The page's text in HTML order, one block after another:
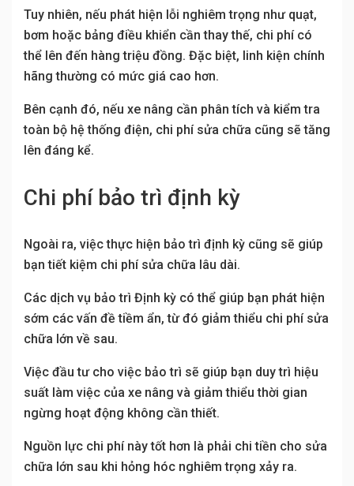
Tuy nhiên, nếu phát hiện lỗi nghiêm trọng như quạt,
bơm hoặc bảng điều khiển cần thay thế, chi phí có
thể lên đến hàng triệu đồng. Đặc biệt, linh kiện chính
hãng thường có mức giá cao hơn.
Bên cạnh đó, nếu xe nâng cần phân tích và kiểm tra
toàn bộ hệ thống điện, chi phí sửa chữa cũng sẽ tăng
lên đáng kể.
Chi phí bảo trì định kỳ
Ngoài ra, việc thực hiện bảo trì định kỳ cũng sẽ giúp
bạn tiết kiệm chi phí sửa chữa lâu dài.
Các dịch vụ bảo trì Định kỳ có thể giúp bạn phát hiện
sớm các vấn đề tiềm ẩn, từ đó giảm thiểu chi phí sửa
chữa lớn về sau.
Việc đầu tư cho việc bảo trì sẽ giúp bạn duy trì hiệu
suất làm việc của xe nâng và giảm thiểu thời gian
ngừng hoạt động không cần thiết.
Nguồn lực chi phí này tốt hơn là phải chi tiền cho sửa
chữa lớn sau khi hỏng hóc nghiêm trọng xảy ra.